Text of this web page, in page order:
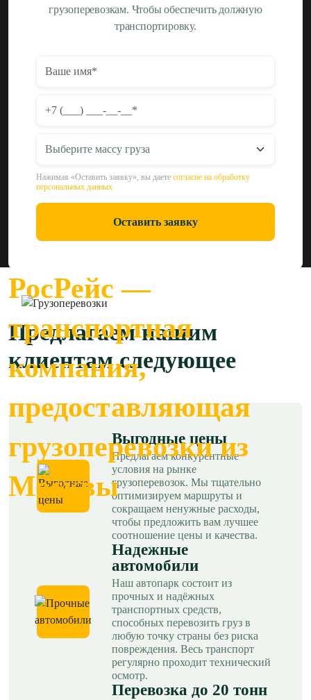
грузоперевозкам. Чтобы обеспечить должную
транспортировку.
Нажимая «Оставить заявку», вы даете согласие на обработку
персональных данных
Оставить заявку
РосРейс —
транспортная
компания,
предоставляющая
грузоперевозки из
Москвы
Предлагаем нашим
клиентам следующее
Выгодные цены
Предлагаем конкурентные
условия на рынке
грузоперевозок. Мы тщательно
оптимизируем маршруты и
сокращаем ненужные расходы,
чтобы предложить вам лучшее
соотношение цены и качества.
Надежные
автомобили
Наш автопарк состоит из
прочных и надёжных
транспортных средств,
способных перевозить груз в
любую точку страны без риска
повреждения. Весь транспорт
регулярно проходит технический
осмотр.
Перевозка до 20 тонн